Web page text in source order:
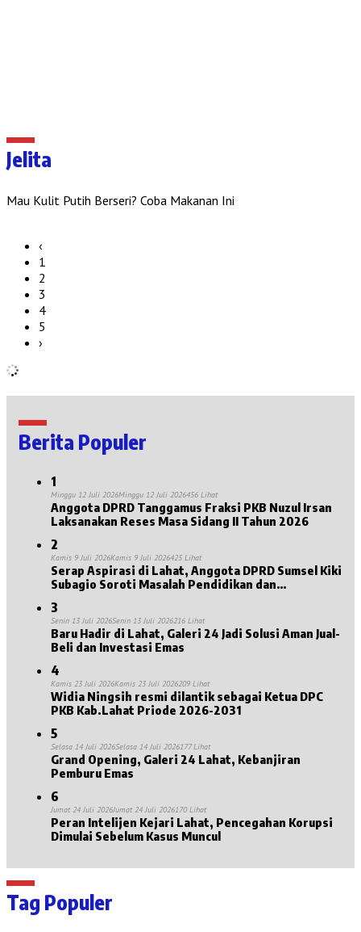
Jelita
Mau Kulit Putih Berseri? Coba Makanan Ini
‹
1
2
3
4
5
›
Berita Populer
1
Minggu 12 Juli 2026Minggu 12 Juli 2026456 Lihat
Anggota DPRD Tanggamus Fraksi PKB Nuzul Irsan
Laksanakan Reses Masa Sidang II Tahun 2026
2
Kamis 9 Juli 2026Kamis 9 Juli 2026425 Lihat
Serap Aspirasi di Lahat, Anggota DPRD Sumsel Kiki
Subagio Soroti Masalah Pendidikan dan
3
Senin 13 Juli 2026Senin 13 Juli 2026216 Lihat
Baru Hadir di Lahat, Galeri 24 Jadi Solusi Aman Jual-
Beli dan Investasi Emas
4
Kamis 23 Juli 2026Kamis 23 Juli 2026209 Lihat
Widia Ningsih resmi dilantik sebagai Ketua DPC
PKB Kab.Lahat Priode 2026-2031
5
Selasa 14 Juli 2026Selasa 14 Juli 2026177 Lihat
Grand Opening, Galeri 24 Lahat, Kebanjiran
Pemburu Emas
6
Jumat 24 Juli 2026Jumat 24 Juli 2026170 Lihat
Peran Intelijen Kejari Lahat, Pencegahan Korupsi
Dimulai Sebelum Kasus Muncul
Tag Populer